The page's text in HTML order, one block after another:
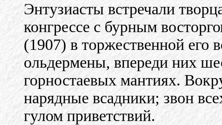
Энтузиасты встречали
конгрессе с бурным
(1907) в торжественной его
ольдермены, впереди них
горностаевых мантиях.
нарядные всадники; звон
гулом приветствий.